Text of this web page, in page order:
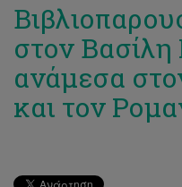
στον Βασίλη
ανάμεσα
και τον